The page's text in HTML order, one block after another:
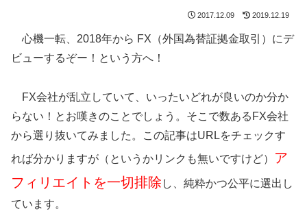
2017.12.09 2019.12.19
心機一転、2018年から FX（外国為替証拠金取引）にデ
ビューするぞー！という方へ！
FX会社が乱立していて、いったいどれが良いのか分か
らない！とお嘆きのことでしょう。そこで数あるFX会社
から選り抜いてみました。この記事はURLをチェックす
れば分かりますが（というかリンクも無いですけど）
ア
フィリエイトを一切排除 し、純粋かつ公平に選出し
ています。